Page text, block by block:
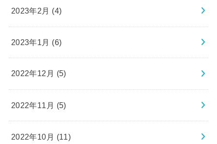
2023年2月 (4)
2023年1月 (6)
2022年12月 (5)
2022年11月 (5)
2022年10月 (11)